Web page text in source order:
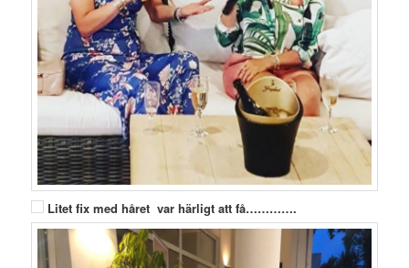
Litet fix med håret var härligt att få………….